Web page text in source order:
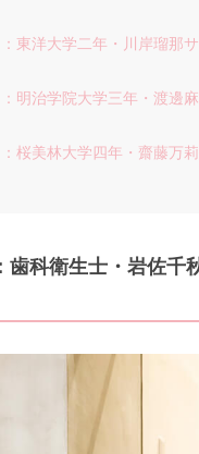
東洋大学二年・川岸瑠那
明治学院大学三年・渡邊
桜美林大学四年・齋藤万
歯科衛生士・岩佐千